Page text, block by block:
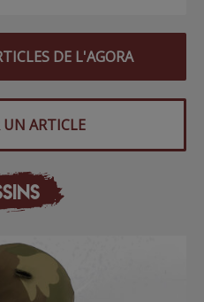
DE L'AGORA
UN ARTICLE